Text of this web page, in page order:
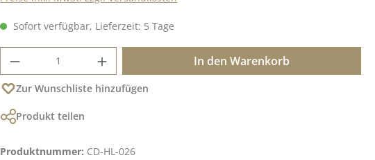
Sofort verfügbar, Lieferzeit: 5 Tage
Produkt Anzahl: Gib den gewünschten Wert
In den Warenkorb
Zur Wunschliste hinzufügen
Produkt teilen
Produktnummer: CD-HL-026